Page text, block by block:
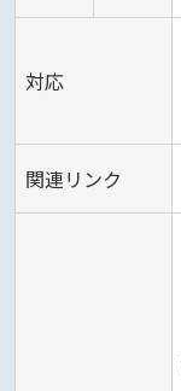
対応
関連リンク